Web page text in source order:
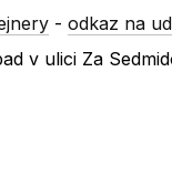
-odkaz na
v ulici Za